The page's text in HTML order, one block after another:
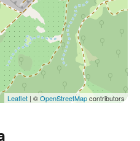
Leaflet | ©OpenStreetMapcontributors